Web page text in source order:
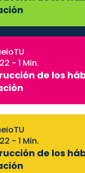
- 1 Min.
de los
- 1 Min.
de los